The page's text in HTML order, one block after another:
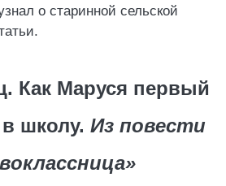
о старинной сельской
Как Маруся первый
школу. Из повести